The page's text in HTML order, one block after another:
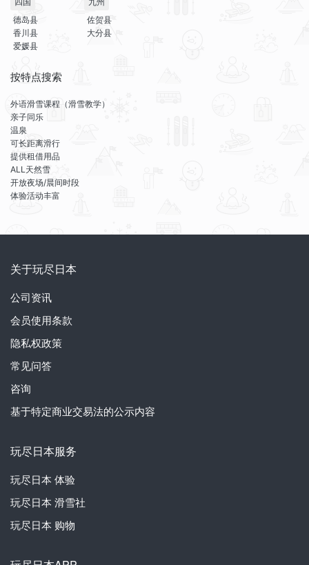
德岛县
香川县
爱媛县
佐贺县
大分县
按特点搜索
外语滑雪课程（滑雪教学）
亲子同乐
温泉
可长距离滑行
提供租借用品
ALL天然雪
开放夜场/晨间时段
体验活动丰富
关于玩尽日本
公司资讯
会员使用条款
隐私权政策
常见问答
咨询
基于特定商业交易法的公示内容
玩尽日本服务
玩尽日本 体验
玩尽日本 滑雪社
玩尽日本 购物